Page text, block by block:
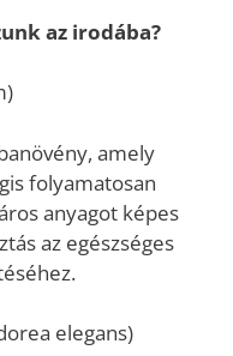
az irodába?
amely
folyamatosan
anyagot képes
az egészséges
elegans)